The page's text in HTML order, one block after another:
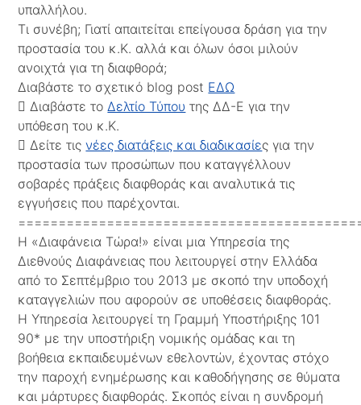
υπαλλήλου.
Τι συνέβη; Γιατί απαιτείται επείγουσα δράση για την
προστασία του κ.Κ. αλλά και όλων όσοι μιλούν
ανοιχτά για τη διαφθορά;
Διαβάστε το σχετικό blog post ΕΔΩ
 Διαβάστε το Δελτίο Τύπου της ΔΔ-Ε για την
υπόθεση του κ.Κ.
 Δείτε τιςνέες διατάξεις και διαδικασίες για την
προστασία των προσώπων που καταγγέλλουν
σοβαρές πράξεις διαφθοράς και αναλυτικά τις
εγγυήσεις που παρέχονται.
Η «Διαφάνεια Τώρα!» είναι μια Υπηρεσία της
Διεθνούς Διαφάνειας που λειτουργεί στην Ελλάδα
από το Σεπτέμβριο του 2013 με σκοπό την υποδοχή
καταγγελιών που αφορούν σε υποθέσεις διαφθοράς.
Η Υπηρεσία λειτουργεί τη Γραμμή Υποστήριξης 101
90* με την υποστήριξη νομικής ομάδας και τη
βοήθεια εκπαιδευμένων εθελοντών, έχοντας στόχο
την παροχή ενημέρωσης και καθοδήγησης σε θύματα
και μάρτυρες διαφθοράς. Σκοπός είναι η συνδρομή